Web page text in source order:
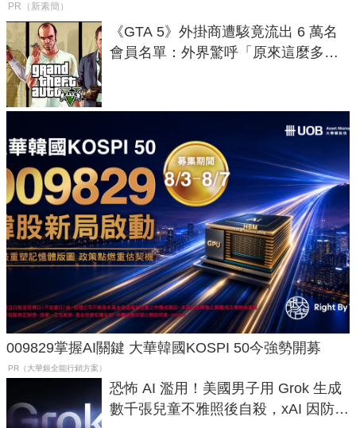
PR（新素簡）
《GTA 5》外掛商遭駭竟流出 6 萬名
會員名單：外界驚呼「原來這麼多人
009829掌握AI關鍵 大華韓國KOSPI 50今強勢開募
PR（大華銀全能行銷方案）
恐怖 AI 濫用！美國男子用 Grok 生成
數千張兒童不雅照後自殺，xAI 因防護